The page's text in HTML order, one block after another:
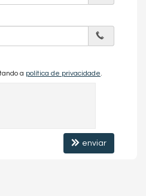
a política de privacidade
enviar